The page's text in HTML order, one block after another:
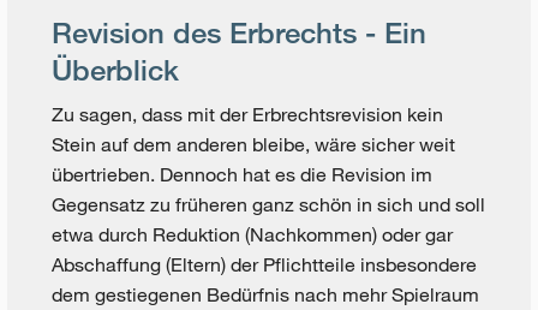
Revision des Erbrechts - Ein
Überblick
Zu sagen, dass mit der Erbrechtsrevision kein
Stein auf dem anderen bleibe, wäre sicher weit
übertrieben. Dennoch hat es die Revision im
Gegensatz zu früheren ganz schön in sich und soll
etwa durch Reduktion (Nachkommen) oder gar
Abschaffung (Eltern) der Pflichtteile insbesondere
dem gestiegenen Bedürfnis nach mehr Spielraum